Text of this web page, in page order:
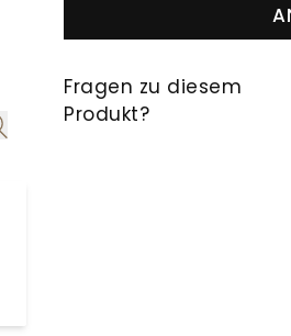
Fragen zu diesem
Produkt?